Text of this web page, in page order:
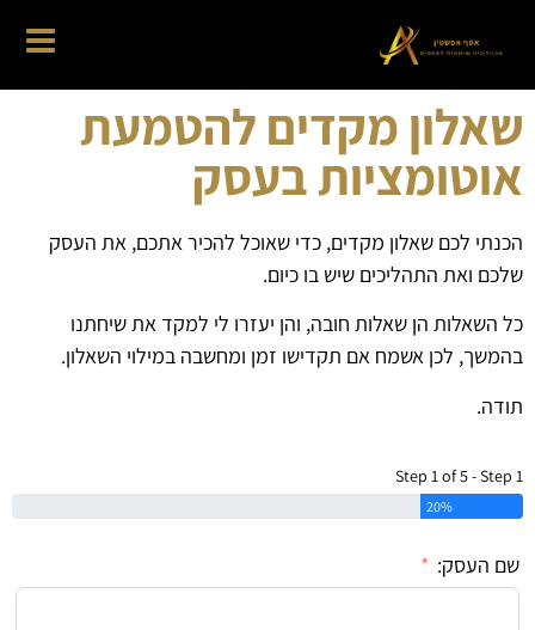
שאלון מקדים להטמעת
אוטומציות בעסק
הכנתי לכם שאלון מקדים, כדי שאוכל להכיר אתכם, את העסק
שלכם ואת התהליכים שיש בו כיום.
כל השאלות הן שאלות חובה, והן יעזרו לי למקד את שיחתנו
בהמשך, לכן אשמח אם תקדישו זמן ומחשבה במילוי השאלון.
תודה.
Step 1 of 5 - Step 1
20%
שם העסק: